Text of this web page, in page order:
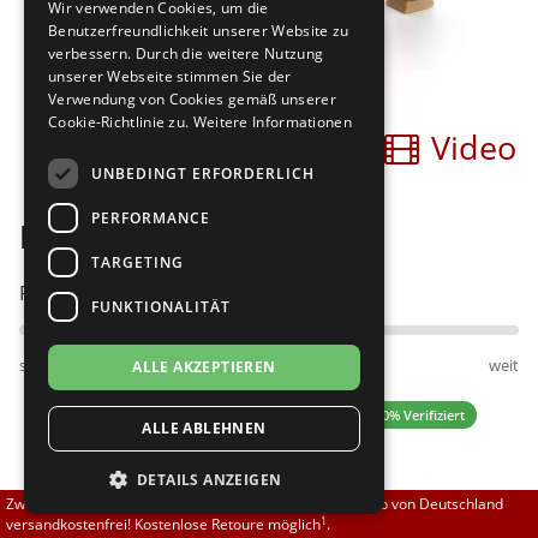
Brautschuhe
Sneaker
Übergrößen 43-44
Flexerinas
Merlet
Nueva Epoca
RayRose
Rummos
Rumpf
SoDanca
TopTanz
Bilder Video
Diamant 107-068-485
Passt am besten bei Fußweite:
schmal normal weit
4.57 (7 Bewertungen) ✓ 100% Verifiziert
139,50 EUR
Zwischen 70,00 EUR und 800,00 EUR liefern wir innerhalb von Deutschland
versandkostenfrei! Kostenlose Retoure möglich1.
Wir verwenden Cookies, um die
Benutzerfreundlichkeit unserer Website zu
verbessern. Durch die weitere Nutzung
unserer Webseite stimmen Sie der
Verwendung von Cookies gemäß unserer
Cookie-Richtlinie zu. Weitere Informationen
UNBEDINGT ERFORDERLICH
PERFORMANCE
TARGETING
FUNKTIONALITÄT
ALLE AKZEPTIEREN
ALLE ABLEHNEN
DETAILS ANZEIGEN